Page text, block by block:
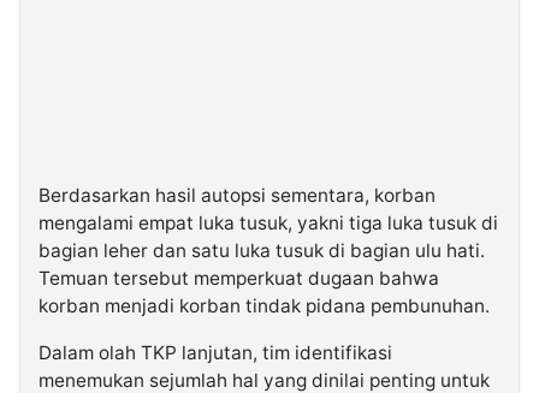
Berdasarkan hasil autopsi sementara, korban
mengalami empat luka tusuk, yakni tiga luka tusuk di
bagian leher dan satu luka tusuk di bagian ulu hati.
Temuan tersebut memperkuat dugaan bahwa
korban menjadi korban tindak pidana pembunuhan.
Dalam olah TKP lanjutan, tim identifikasi
menemukan sejumlah hal yang dinilai penting untuk